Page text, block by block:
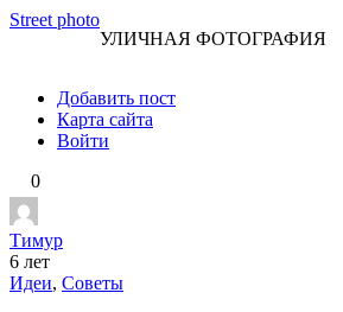
Перейти
Street photo
УЛИЧНАЯ ФОТОГРАФИЯ
Добавить пост
Карта сайта
Войти
0
Тимур
6 лет
Идеи, Советы